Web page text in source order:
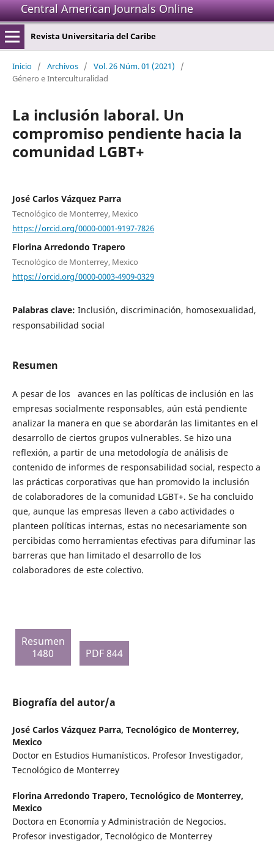
Central American Journals Online
Revista Universitaria del Caribe
Inicio / Archivos / Vol. 26 Núm. 01 (2021)
/
Género e Interculturalidad
La inclusión laboral. Un
compromiso pendiente hacia la
comunidad LGBT+
José Carlos Vázquez Parra
Tecnológico de Monterrey, Mexico
https://orcid.org/0000-0001-9197-7826
Florina Arredondo Trapero
Tecnológico de Monterrey, Mexico
https://orcid.org/0000-0003-4909-0329
Palabras clave: Inclusión, discriminación, homosexualidad,
responsabilidad social
Resumen
A pesar de los avances en las políticas de inclusión en las
empresas socialmente responsables, aún está pendiente
analizar la manera en que se abordarán las limitantes en el
desarrollo de ciertos grupos vulnerables. Se hizo una
reflexión, a partir de una metodología de análisis de
contenido de informes de responsabilidad social, respecto a
las prácticas corporativas que han promovido la inclusión
de colaboradores de la comunidad LGBT+. Se ha concluido
que, aunque las empresas lleven a cabo actividades o
planteen políticas internas, estas no necesariamente son
percibidas como herramientas efectivas para difuminar las
barreras que han limitado el desarrollo de los
colaboradores de este colectivo.
Resumen
1480
PDF 844
Biografía del autor/a
José Carlos Vázquez Parra, Tecnológico de Monterrey,
Mexico
Doctor en Estudios Humanísticos. Profesor Investigador,
Tecnológico de Monterrey
Florina Arredondo Trapero, Tecnológico de Monterrey,
Mexico
Doctora en Economía y Administración de Negocios.
Profesor investigador, Tecnológico de Monterrey